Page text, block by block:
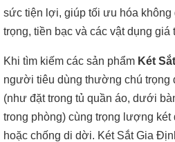
sức tiện lợi, giúp tối ưu hóa
trọng, tiền bạc và các vật dụng giá
Khi tìm kiếm các sản phẩm Két
người tiêu dùng thường chú trọng
(như đặt trong tủ quần áo, dưới
trong phòng) cùng trọng lượng két
hoặc chống di dời. Két Sắt Gia